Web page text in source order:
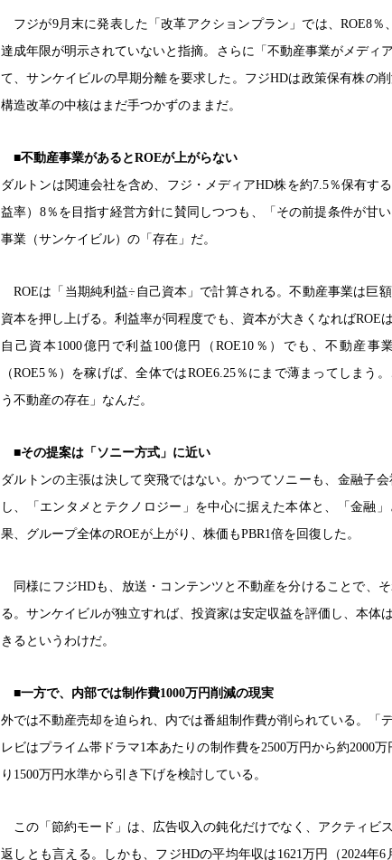
フジが9月末に発表した「改革アクションプラン」では、ROE8％
達成年限が明示されていないと指摘。さらに「不動産事業がメディ
て、サンケイビルの早期分離を要求した。フジHDは政策保有株の
構造改革の中核はまだ手つかずのままだ。
■不動産事業があるとROEが上がらない
ダルトンは関連会社を含め、フジ・メディアHD株を約7.5％保有す
益率）8％を目指す経営方針に賛同しつつも、「その前提条件が甘
事業（サンケイビル）の「存在」だ。
ROEは「当期純利益÷自己資本」で計算される。不動産事業は巨
資本を押し上げる。利益率が同程度でも、資本が大きくなればROE
自己資本1000億円で利益100億円（ROE10％）でも、不動産事
（ROE5％）を稼げば、全体ではROE6.25％にまで薄まってしまう
う不動産の存在」なんだ。
■その提案は「ソニー方式」に近い
ダルトンの主張は決して突飛ではない。かつてソニーも、金融子
し、「エンタメとテクノロジー」を中心に据えた本体と、「金融
果、グループ全体のROEが上がり、株価もPBR1倍を回復した。
同様にフジHDも、放送・コンテンツと不動産を分けることで、
る。サンケイビルが独立すれば、投資家は安定収益を評価し、本体
きるというわけだ。
■一方で、内部では制作費1000万円削減の現実
外では不動産売却を迫られ、内では番組制作費が削られている。「
レビはプライム帯ドラマ1本あたりの制作費を2500万円から約2000
り1500万円水準から引き下げを検討している。
この「節約モード」は、広告収入の鈍化だけでなく、アクティビ
返しとも言える。しかも、フジHDの平均年収は1621万円（2024年